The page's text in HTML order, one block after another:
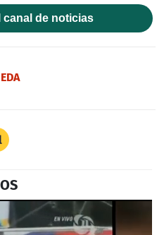
canal de noticias